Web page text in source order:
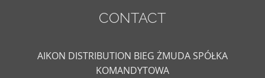
CONTACT
AIKON DISTRIBUTION BIEG ŻMUDA SPÓŁKA
KOMANDYTOWA